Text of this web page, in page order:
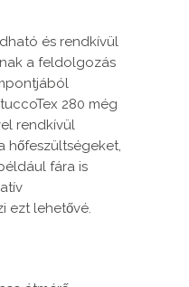
és rendkívül
a feldolgozás
280 még
rendkívül
hőfeszültségeket,
fára is
ezt lehetővé.